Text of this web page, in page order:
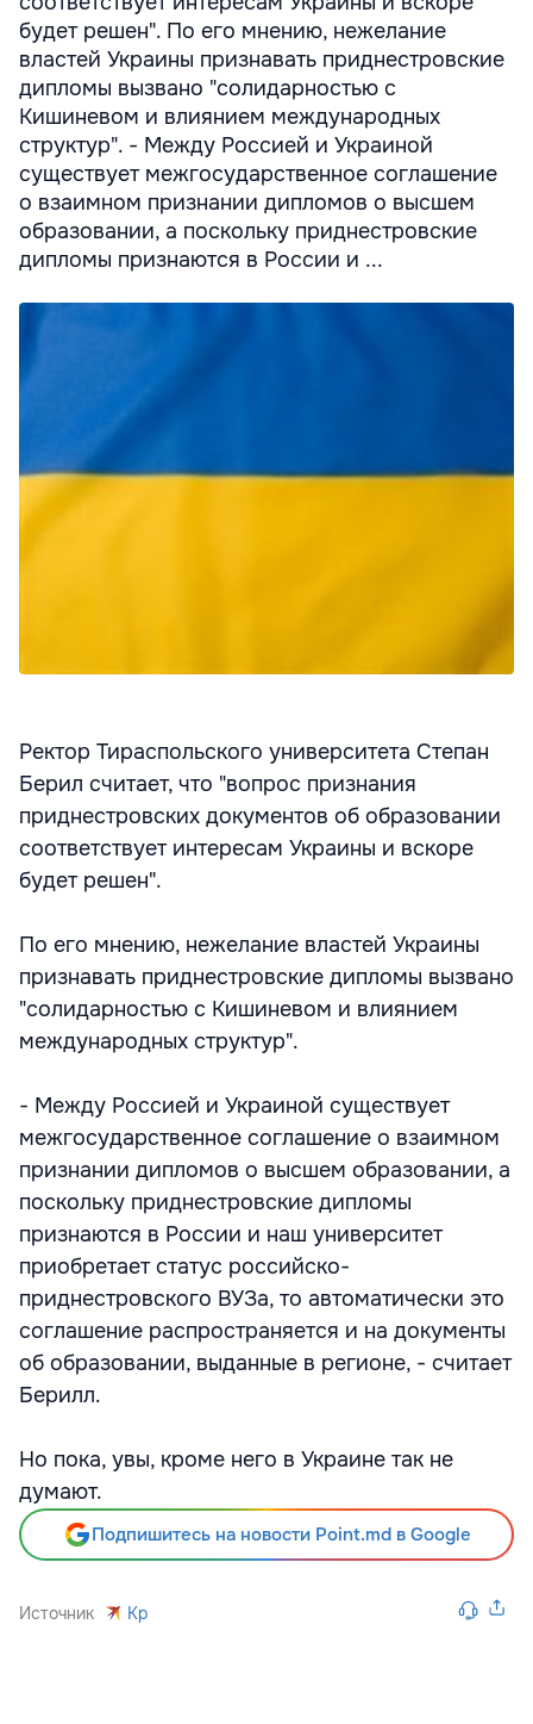
будет решен". По его мнению, нежелание
властей Украины признавать приднестровские
дипломы вызвано "солидарностью с
Кишиневом и влиянием международных
структур". - Между Россией и Украиной
существует межгосударственное соглашение
о взаимном признании дипломов о высшем
образовании, а поскольку приднестровские
дипломы признаются в России и ...
Ректор Тираспольского университета Степан
Берил считает, что "вопрос признания
приднестровских документов об образовании
соответствует интересам Украины и вскоре
будет решен".
По его мнению, нежелание властей Украины
признавать приднестровские дипломы вызвано
"солидарностью с Кишиневом и влиянием
международных структур".
- Между Россией и Украиной существует
межгосударственное соглашение о взаимном
признании дипломов о высшем образовании, а
поскольку приднестровские дипломы
признаются в России и наш университет
приобретает статус российско-
приднестровского ВУЗа, то автоматически это
соглашение распространяется и на документы
об образовании, выданные в регионе, - считает
Берилл.
Но пока, увы, кроме него в Украине так не
думают.
Подпишитесь на новости Point.md в Google
Источник Kp